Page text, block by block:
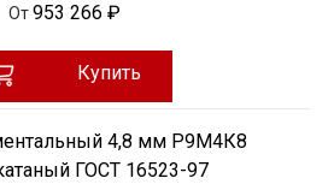
От 953 266 ₽
Купить
4,8 мм Р9М4К8
ГОСТ 16523-97